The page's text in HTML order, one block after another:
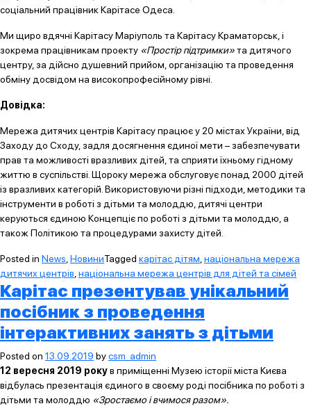
соціальний працівник Карітасe Одеса.
Ми щиро вдячні Карітасу Маріуполь та Карітасу Краматорськ, і
зокрема працівникам проекту «Простір підтримки»та дитячого
центру, за дійсно душевний прийом, організацію та проведення
обміну досвідом на високопрофесійному рівні.
Довідка:
Мережа дитячих центрів Карітасу працює у 20 містах України, від
Заходу до Сходу, задля досягнення єдиної мети – забезпечувати
прав та можливості вразливих дітей, та сприяти їхньому гідному
життю в суспільстві. Щороку мережа обслуговує понад 2000 дітей
із вразливих категорій. Використовуючи різні підходи, методики та
інструменти в роботі з дітьми та молоддю, дитячі центри
керуються єдиною Концепціє по роботі з дітьми та молоддю, а
також Політикою та процедурами захисту дітей.
Posted in News НовиниTagged карітас дітям національна мережа
дитячих центрів національна мережа центрів для дітей та сімей
Карітас презентував унікальний
посібник з проведення
інтерактивних занять з дітьми
Posted on 13.09.2019 bycsm_admin
12 вересня 2019 рокув приміщенні Музею історії міста Києва
відбулась презентація єдиного в своєму роді посібника по роботі з
дітьми та молоддю «Зростаємо і вчимося разом».